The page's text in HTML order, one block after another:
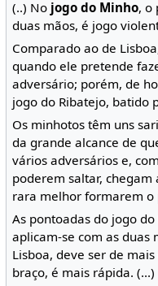
(..) No jogo do Minho, o
duas mãos, é jogo
Comparado ao de
quando ele pretende
adversário; porém, de
jogo do Ribatejo, batido
Os minhotos têm uns
da grande alcance de
vários adversários e,
poderem saltar,
rara melhor formarem o
As pontoadas do jogo
aplicam-se com as duas
Lisboa, deve ser de
braço, é mais rápida. (...)